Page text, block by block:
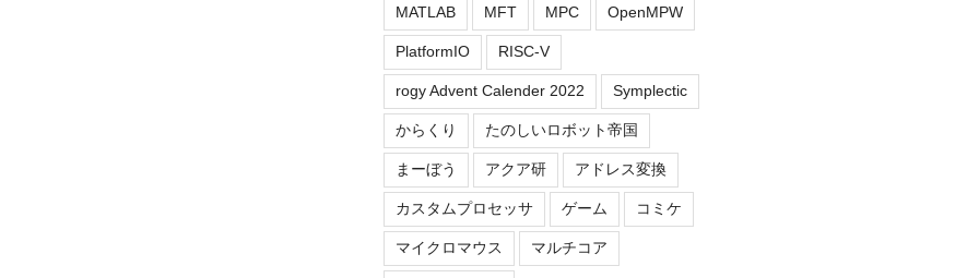
MATLAB MFT MPC OpenMPW
PlatformIO RISC-V
rogy Advent Calender 2022 Symplectic
からくり たのしいロボット帝国
まーぼう アクア研 アドレス変換
カスタムプロセッサ ゲーム コミケ
マイクロマウス マルチコア